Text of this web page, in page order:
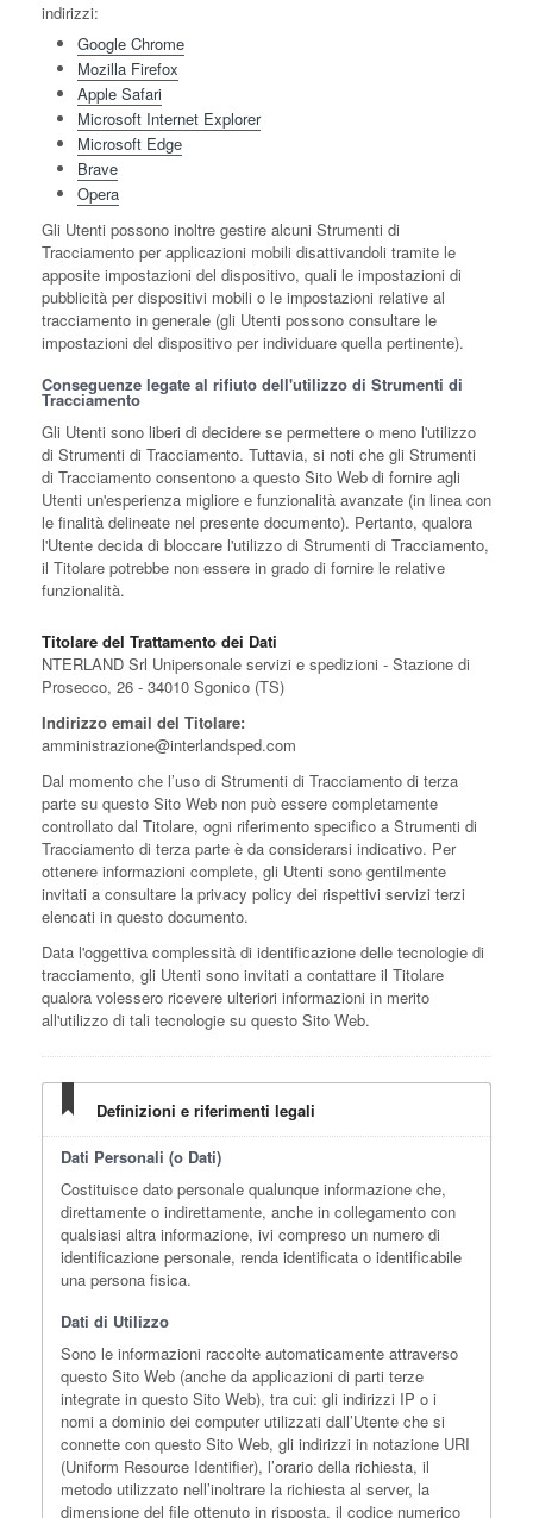
indirizzi:
Google Chrome
Mozilla Firefox
Apple Safari
Microsoft Internet Explorer
Microsoft Edge
Brave
Opera
Gli Utenti possono inoltre gestire alcuni Strumenti di
Tracciamento per applicazioni mobili disattivandoli tramite le
apposite impostazioni del dispositivo, quali le impostazioni di
pubblicità per dispositivi mobili o le impostazioni relative al
tracciamento in generale (gli Utenti possono consultare le
impostazioni del dispositivo per individuare quella pertinente).
Conseguenze legate al rifiuto dell'utilizzo di Strumenti di
Tracciamento
Gli Utenti sono liberi di decidere se permettere o meno l'utilizzo
di Strumenti di Tracciamento. Tuttavia, si noti che gli Strumenti
di Tracciamento consentono a questo Sito Web di fornire agli
Utenti un'esperienza migliore e funzionalità avanzate (in linea con
le finalità delineate nel presente documento). Pertanto, qualora
l'Utente decida di bloccare l'utilizzo di Strumenti di Tracciamento,
il Titolare potrebbe non essere in grado di fornire le relative
funzionalità.
Titolare del Trattamento dei Dati
NTERLAND Srl Unipersonale servizi e spedizioni - Stazione di
Prosecco, 26 - 34010 Sgonico (TS)
Indirizzo email del Titolare:
amministrazione@interlandsped.com
Dal momento che l’uso di Strumenti di Tracciamento di terza
parte su questo Sito Web non può essere completamente
controllato dal Titolare, ogni riferimento specifico a Strumenti di
Tracciamento di terza parte è da considerarsi indicativo. Per
ottenere informazioni complete, gli Utenti sono gentilmente
invitati a consultare la privacy policy dei rispettivi servizi terzi
elencati in questo documento.
Data l'oggettiva complessità di identificazione delle tecnologie di
tracciamento, gli Utenti sono invitati a contattare il Titolare
qualora volessero ricevere ulteriori informazioni in merito
all'utilizzo di tali tecnologie su questo Sito Web.
Definizioni e riferimenti legali
Dati Personali (o Dati)
Costituisce dato personale qualunque informazione che,
direttamente o indirettamente, anche in collegamento con
qualsiasi altra informazione, ivi compreso un numero di
identificazione personale, renda identificata o identificabile
una persona fisica.
Dati di Utilizzo
Sono le informazioni raccolte automaticamente attraverso
questo Sito Web (anche da applicazioni di parti terze
integrate in questo Sito Web), tra cui: gli indirizzi IP o i
nomi a dominio dei computer utilizzati dall’Utente che si
connette con questo Sito Web, gli indirizzi in notazione URI
(Uniform Resource Identifier), l’orario della richiesta, il
metodo utilizzato nell’inoltrare la richiesta al server, la
dimensione del file ottenuto in risposta, il codice numerico